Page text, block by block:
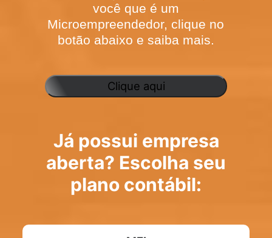
você que é um
Microempreendedor, clique no
botão abaixo e saiba mais.
Clique aqui
Já possui empresa
aberta? Escolha seu
plano contábil: